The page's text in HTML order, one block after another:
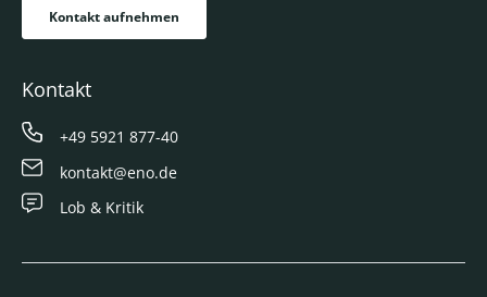
Kontakt aufnehmen
Kontakt
+49 5921 877-40
kontakt@eno.de
Lob & Kritik